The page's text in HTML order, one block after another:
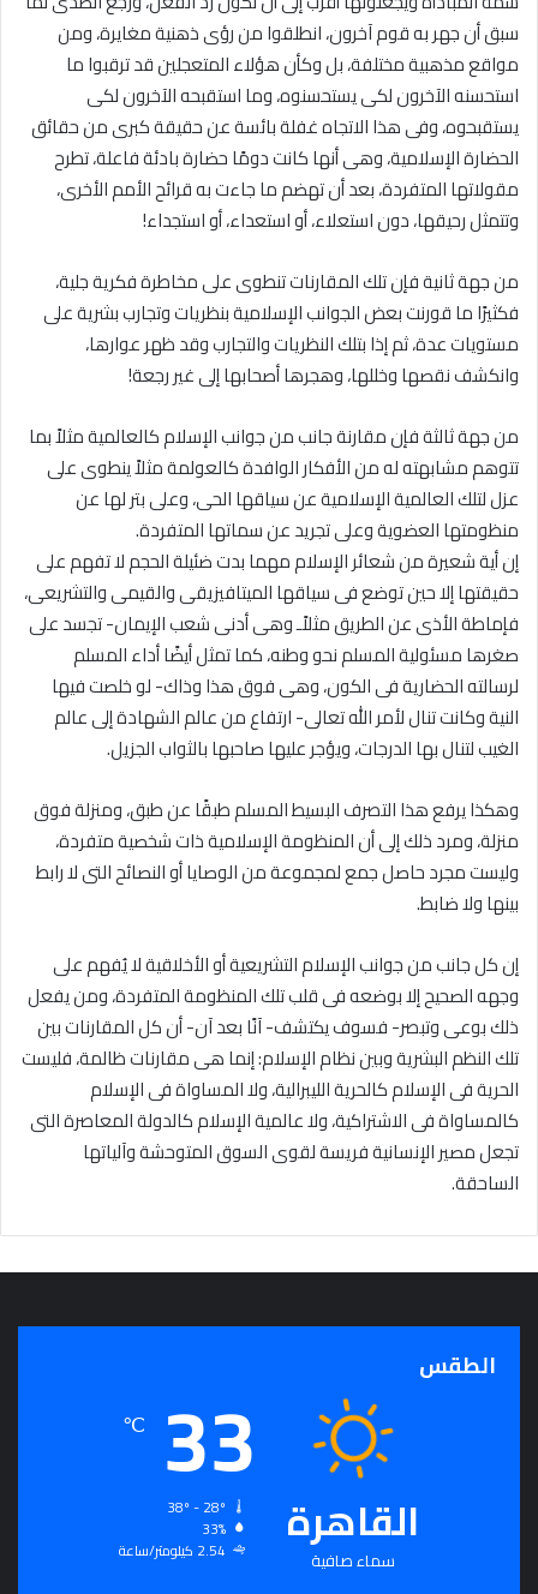
سبق أن جهر به قوم آخرون، انطلقوا من رؤى ذهنية مغايرة، ومن
مواقع مذهبية مختلفة، بل وكأن هؤلاء المتعجلين قد ترقبوا ما
استحسنه الآخرون لكى يستحسنوه، وما استقبحه الآخرون لكى
يستقبحوه، وفى هذا الاتجاه غفلة بائسة عن حقيقة كبرى من حقائق
الحضارة الإسلامية، وهى أنها كانت دومًا حضارة بادئة فاعلة، تطرح
مقولاتها المتفردة، بعد أن تهضم ما جاءت به قرائح الأمم الأخرى،
وتتمثل رحيقها، دون استعلاء، أو استعداء، أو استجداء‏!‏
من جهة ثانية فإن تلك المقارنات تنطوى على مخاطرة فكرية جلية،
فكثيرًا ما قورنت بعض الجوانب الإسلامية بنظريات وتجارب بشرية على
مستويات عدة، ثم إذا بتلك النظريات والتجارب وقد ظهر عوارها،
وانكشف نقصها وخللها، وهجرها أصحابها إلى غير رجعة‏!‏
من جهة ثالثة فإن مقارنة جانب من جوانب الإسلام كالعالمية مثلاً بما
تتوهم مشابهته له من الأفكار الوافدة كالعولمة مثلاً ينطوى على
عزل لتلك العالمية الإسلامية عن سياقها الحى، وعلى بتر لها عن
منظومتها العضوية وعلى تجريد عن سماتها المتفردة‏.‏
إن أية شعيرة من شعائر الإسلام مهما بدت ضئيلة الحجم لا تفهم على
حقيقتها إلا حين توضع فى سياقها الميتافيزيقى والقيمى والتشريعى،
فإماطة الأذى عن الطريق مثلاًـ وهى أدنى شعب الإيمان- تجسد على
صغرها مسئولية المسلم نحو وطنه، كما تمثل أيضًا أداء المسلم
لرسالته الحضارية فى الكون، وهى فوق هذا وذاك- لو خلصت فيها
النية وكانت تنال لأمر الله تعالى- ارتفاع من عالم الشهادة إلى عالم
الغيب لتنال بها الدرجات، ويؤجر عليها صاحبها بالثواب الجزيل‏.‏
وهكذا يرفع هذا التصرف البسيط المسلم طبقًا عن طبق، ومنزلة فوق
منزلة، ومرد ذلك إلى أن المنظومة الإسلامية ذات شخصية متفردة،
وليست مجرد حاصل جمع لمجموعة من الوصايا أو النصائح التى لا رابط
بينها ولا ضابط‏.‏
إن كل جانب من جوانب الإسلام التشريعية أو الأخلاقية لا يُفهم على
وجهه الصحيح إلا بوضعه فى قلب تلك المنظومة المتفردة، ومن يفعل
ذلك بوعى وتبصر- فسوف يكتشف- آنًا بعد آن- أن كل المقارنات بين
تلك النظم البشرية وبين نظام الإسلام‏:‏ إنما هى مقارنات ظالمة، فليست
الحرية فى الإسلام كالحرية الليبرالية، ولا المساواة فى الإسلام
كالمساواة فى الاشتراكية، ولا عالمية الإسلام كالدولة المعاصرة التى
تجعل مصير الإنسانية فريسة لقوى السوق المتوحشة وآلياتها
الساحقة‏.‏
الطقس
القاهرة
سماء صافية
33
℃
33%
2.54 كيلومتر/ساعة